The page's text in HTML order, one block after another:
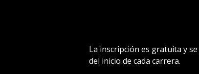
La inscripción es gratuita y
del inicio de cada carrera.